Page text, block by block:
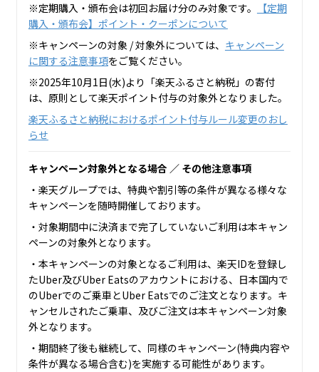
※定期購入・頒布会は初回お届け分のみ対象です。
【定期
購入・頒布会】ポイント・クーポンについて
※キャンペーンの対象 / 対象外については、 キャンペーン
に関する注意事項をご覧ください。
※2025年10月1日(水)より「楽天ふるさと納税」の寄付
は、原則として楽天ポイント付与の対象外となりました。
楽天ふるさと納税におけるポイント付与ルール変更のおし
らせ
キャンペーン対象外となる場合 ／ その他注意事項
・楽天グループでは、特典や割引等の条件が異なる様々な
キャンペーンを随時開催しております。
・対象期間中に決済まで完了していないご利用は本キャン
ペーンの対象外となります。
・本キャンペーンの対象となるご利用は、楽天IDを登録し
たUber及びUber Eatsのアカウントにおける、日本国内で
のUberでのご乗車とUber Eatsでのご注文となります。キ
ャンセルされたご乗車、及びご注文は本キャンペーン対象
外となります。
・期間終了後も継続して、同様のキャンペーン(特典内容や
条件が異なる場合含む)を実施する可能性があります。